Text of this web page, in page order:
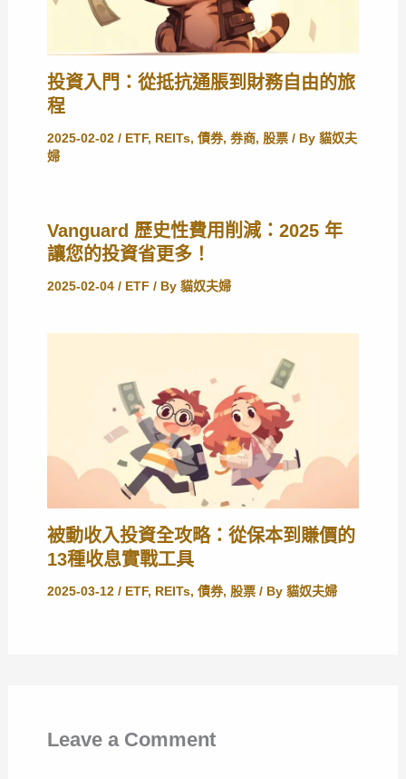
投資入門：從抵抗通脹到財務自由的旅
程
2025-02-02 / ETF, REITs, 債券, 券商, 股票/ By 貓奴夫
婦
Vanguard 歷史性費用削減：2025 年
讓您的投資省更多！
2025-02-04 / ETF / By 貓奴夫婦
被動收入投資全攻略：從保本到賺價的
13種收息實戰工具
2025-03-12 / ETF, REITs, 債券, 股票/ By 貓奴夫婦
Leave a Comment